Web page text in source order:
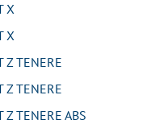
X
X
TENERE
TENERE
ABS